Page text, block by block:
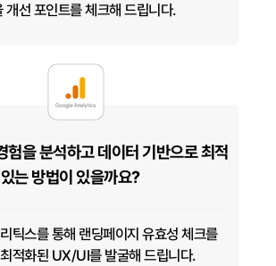
개선 포인트를 체크해 드립니다.
험을 분석하고 데이터 기반으로 최적
는 방법이 있을까요?
틱스를 통해 랜딩페이지 유효성 체크를
적화된 UX/UI를 발굴해 드립니다.